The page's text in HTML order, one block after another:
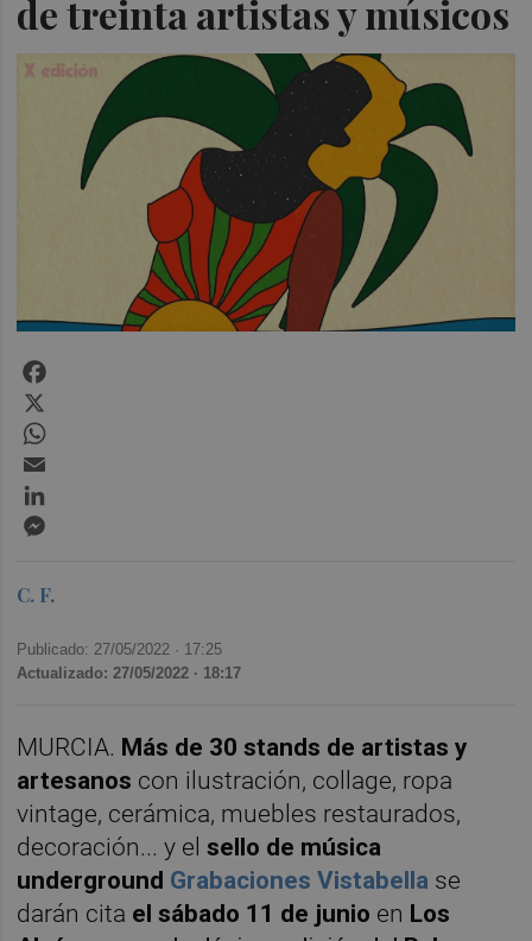
de treinta artistas y músicos
C. F.
Publicado: 27/05/2022 · 17:25
Actualizado: 27/05/2022 · 18:17
MURCIA. Más de 30 stands de artistas y
artesanos con ilustración, collage, ropa
vintage, cerámica, muebles restaurados,
decoración... y elsello de música
underground Grabaciones Vistabella se
darán cita el sábado 11 de junio en Los